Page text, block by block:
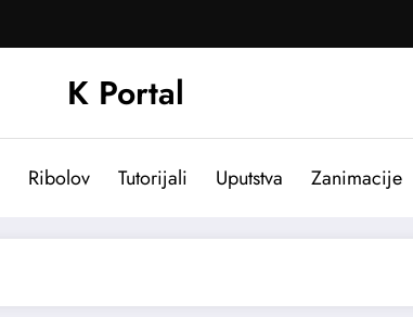
K Portal
Ribolov Tutorijali Uputstva Zanimacije